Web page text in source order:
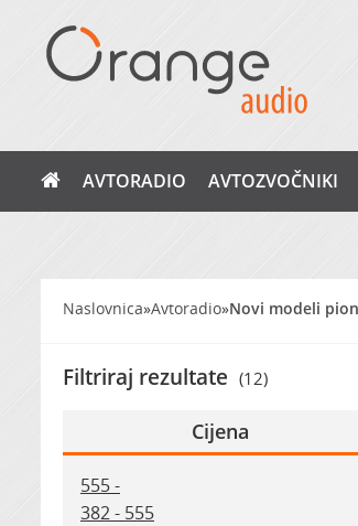
AVTORADIO AVTOZVOČNIKI
Naslovnica»Avtoradio»Novi modeli
Filtriraj rezultate (12)
Cijena
555 -
382 - 555